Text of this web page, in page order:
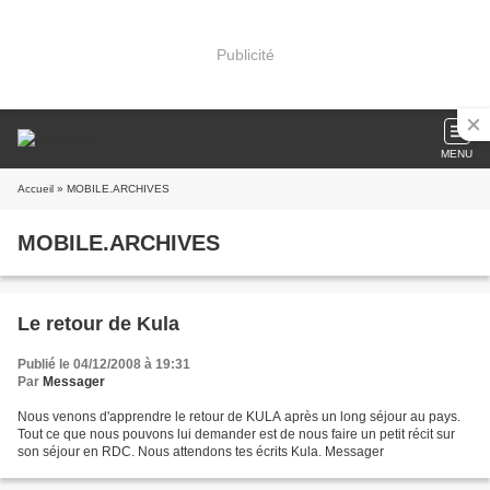
Publicité
MENU
Accueil » MOBILE.ARCHIVES
MOBILE.ARCHIVES
Le retour de Kula
Publié le 04/12/2008 à 19:31
Par Messager
Nous venons d'apprendre le retour de KULA après un long séjour au pays.
Tout ce que nous pouvons lui demander est de nous faire un petit récit sur
son séjour en RDC. Nous attendons tes écrits Kula. Messager